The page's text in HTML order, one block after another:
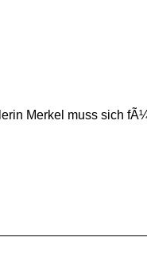
Merkel muss sich